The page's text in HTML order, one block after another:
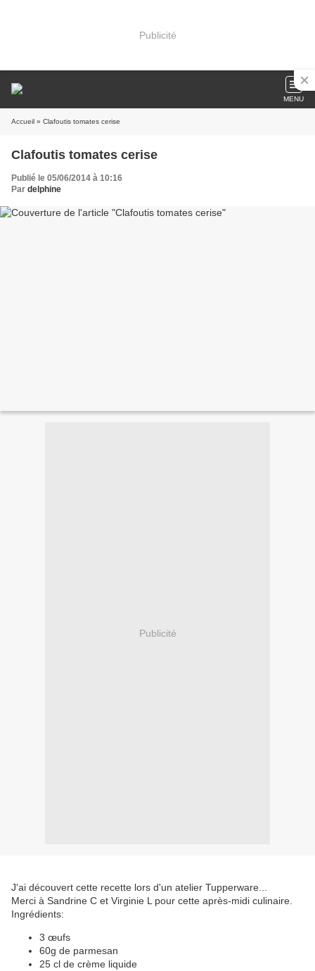
Publicité
MENU
Accueil » Clafoutis tomates cerise
Clafoutis tomates cerise
Publié le 05/06/2014 à 10:16
Par delphine
Publicité
J'ai découvert cette recette lors d'un atelier Tupperware...
Merci à Sandrine C et Virginie L pour cette après-midi culinaire.
Ingrédients:
3 œufs
60g de parmesan
25 cl de crème liquide